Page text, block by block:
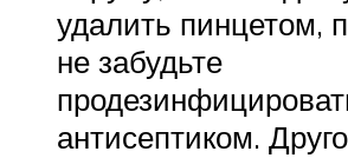
удалить пинцетом,
не забудьте
антисептиком.